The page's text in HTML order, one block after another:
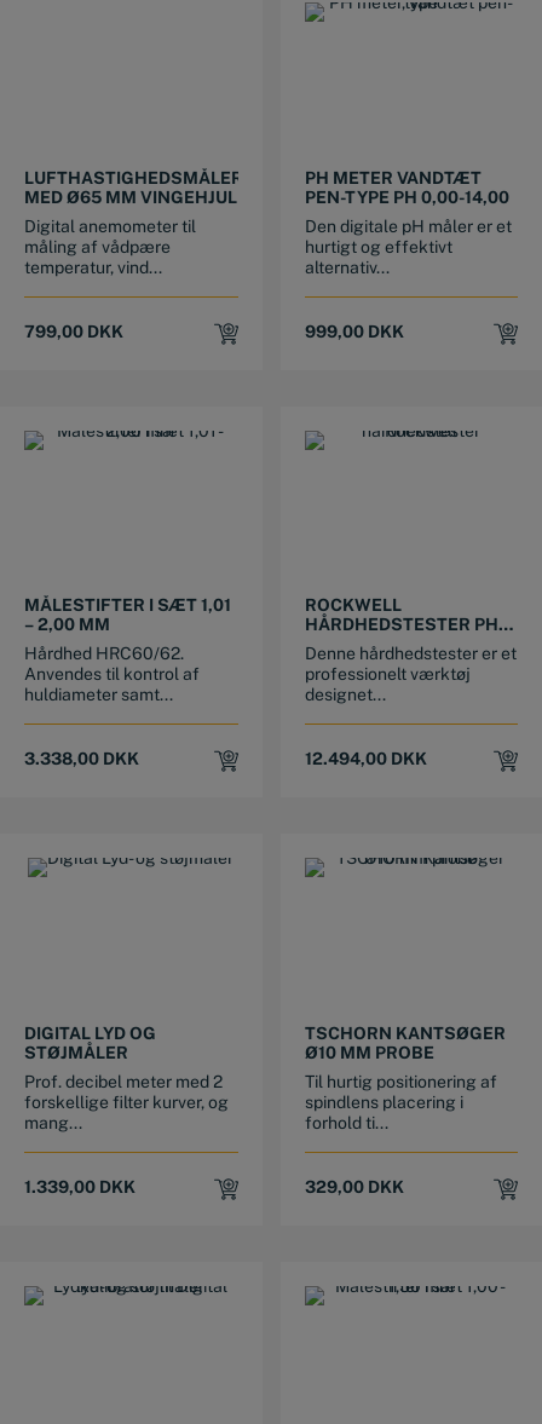
LUFTHASTIGHEDSMÅLER
MED Ø65 MM VINGEHJUL
Digital anemometer til
måling af vådpære
temperatur, vind...
799,00 DKK
PH METER VANDTÆT
PEN-TYPE PH 0,00-14,00
Den digitale pH måler er et
hurtigt og effektivt
alternativ...
999,00 DKK
MÅLESTIFTER I SÆT 1,01
– 2,00 MM
Hårdhed HRC60/62.
Anvendes til kontrol af
huldiameter samt...
3.338,00 DKK
ROCKWELL
HÅRDHEDSTESTER PHR-
1 TRANSPORTABEL
ANALOG TIL KNIVBLADE
Denne hårdhedstester er et
professionelt værktøj
designet...
12.494,00 DKK
DIGITAL LYD OG
STØJMÅLER
Prof. decibel meter med 2
forskellige filter kurver, og
mang...
1.339,00 DKK
TSCHORN KANTSØGER
Ø10 MM PROBE
Til hurtig positionering af
spindlens placering i
forhold ti...
329,00 DKK